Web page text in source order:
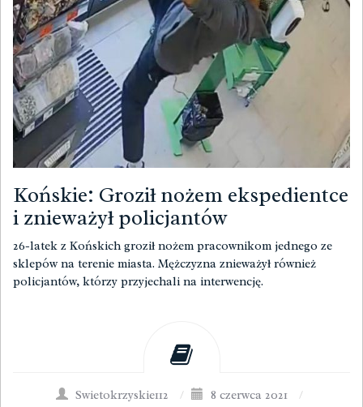
Końskie: Groził nożem ekspedientce
i znieważył policjantów
26-latek z Końskich groził nożem pracownikom jednego ze
sklepów na terenie miasta. Mężczyzna znieważył również
policjantów, którzy przyjechali na interwencję.
Swietokrzyskie112 / 8 czerwca 2021
/